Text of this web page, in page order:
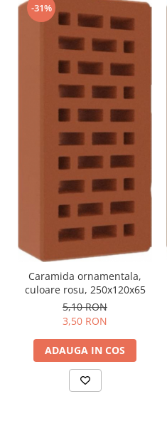
-31%
Caramida ornamentala,
culoare rosu, 250x120x65
5,10 RON
3,50 RON
ADAUGA IN COS